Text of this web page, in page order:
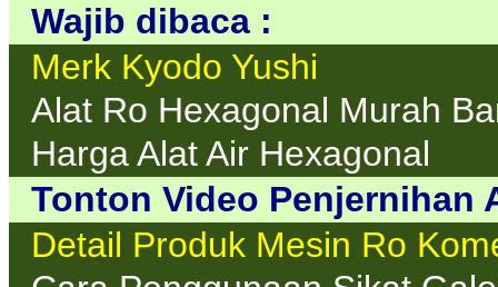
Wajib dibaca :
Merk Kyodo Yushi
Alat Ro Hexagonal Murah
Harga Alat Air Hexagonal
Tonton Video Penjernihan
Detail Produk Mesin Ro